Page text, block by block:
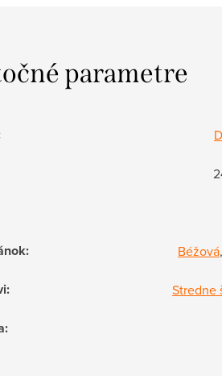
parametre
: Béžová,
: Stredne
: